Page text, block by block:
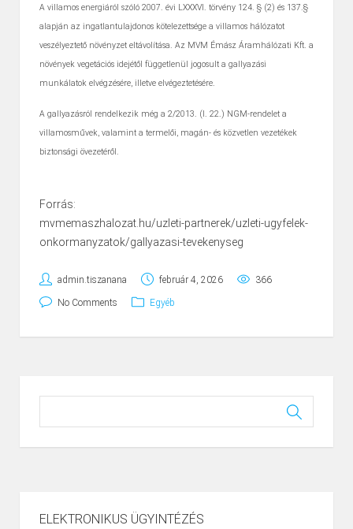
A villamos energiáról szóló 2007. évi LXXXVI. törvény 124. § (2) és 137.§
alapján az ingatlantulajdonos kötelezettsége a villamos hálózatot
veszélyeztető növényzet eltávolítása. Az MVM Émász Áramhálózati Kft. a
növények vegetációs idejétől függetlenül jogosult a gallyazási
munkálatok elvégzésére, illetve elvégeztetésére.
A gallyazásról rendelkezik még a 2/2013. (I. 22.) NGM-rendelet a
villamosművek, valamint a termelői, magán- és közvetlen vezetékek
biztonsági övezetéről.
Forrás:
mvmemaszhalozat.hu/uzleti-partnerek/uzleti-ugyfelek-
onkormanyzatok/gallyazasi-tevekenyseg
admin.tiszanana február 4, 2026 366
No Comments Egyéb
ELEKTRONIKUS ÜGYINTÉZÉS